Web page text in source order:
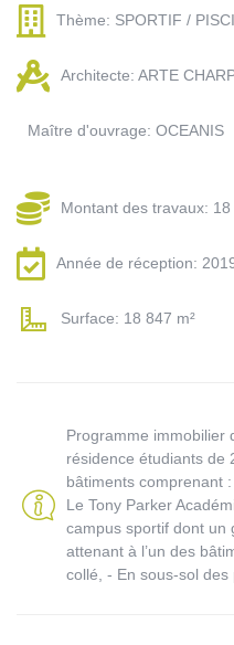
Thème: SPORTIF /
Architecte: ARTE
Maître d'ouvrage: OCEANIS
Montant des travaux:
Année de réception:
Surface: 18 847 m²
Programme immobilier
résidence étudiants de
bâtiments comprenant
Le Tony Parker
campus sportif dont un
attenant à l’un des
collé, - En sous-sol des